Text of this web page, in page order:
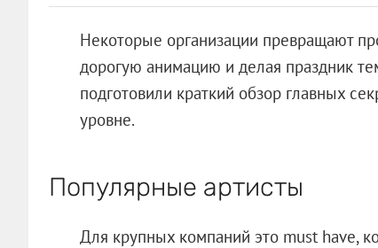
Некоторые организации превращают
дорогую анимацию и делая праздник
подготовили краткий обзор главных
уровне.
Популярные артисты
Для крупных компаний это must have,